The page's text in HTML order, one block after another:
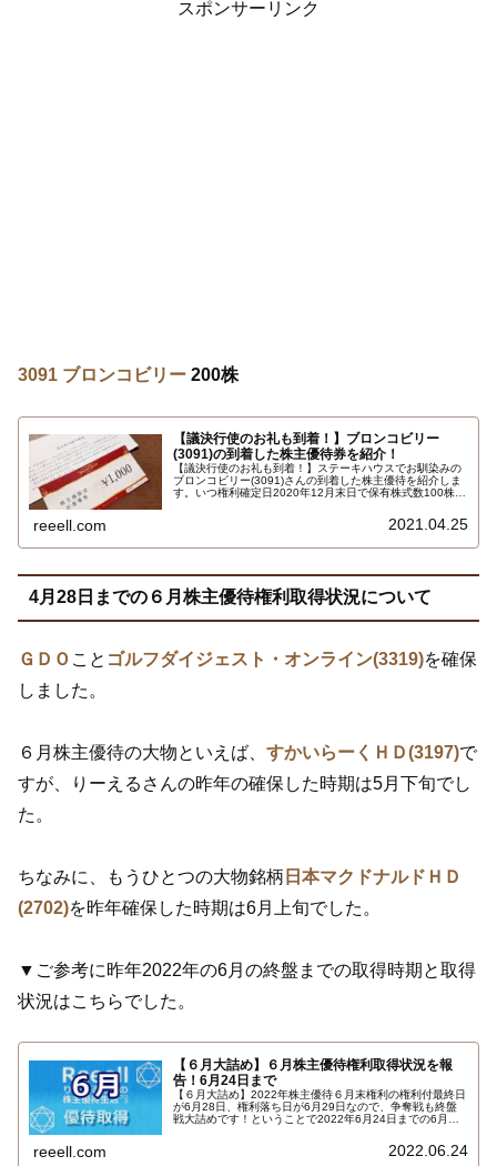
スポンサーリンク
3091 ブロンコビリー 200株
【議決行使のお礼も到着！】ブロンコビリー
(3091)の到着した株主優待券を紹介！
【議決行使のお礼も到着！】ステーキハウスでお馴染みの
ブロンコビリー(3091)さんの到着した株主優待を紹介しま
す。いつ権利確定日2020年12月末日で保有株式数100株以
待券はブロンコビリーの店舗全店で利用できます。詳しく
reeell.com 2021.04.25
4月28日までの６月株主優待権利取得状況について
ＧＤＯ こと ゴルフダイジェスト・オンライン(3319)を確保
しました。
６月株主優待の大物といえば、 すかいらーくＨＤ(3197)で
すが、りーえるさんの昨年の確保した時期は5月下旬でし
た。
ちなみに、もうひとつの大物銘柄 日本マクドナルドＨＤ
(2702)を昨年確保した時期は6月上旬でした。
▼ご参考に昨年2022年の6月の終盤までの取得時期と取得
状況はこちらでした。
【６月大詰め】６月株主優待権利取得状況を報
告！6月24日まで
【６月大詰め】2022年株主優待６月末権利の権利付最終日
が6月28日、権利落ち日が6月29日なので、争奪戦も終盤
戦大詰めです！ということで2022年6月24日までの6月株
reeell.com 2022.06.24